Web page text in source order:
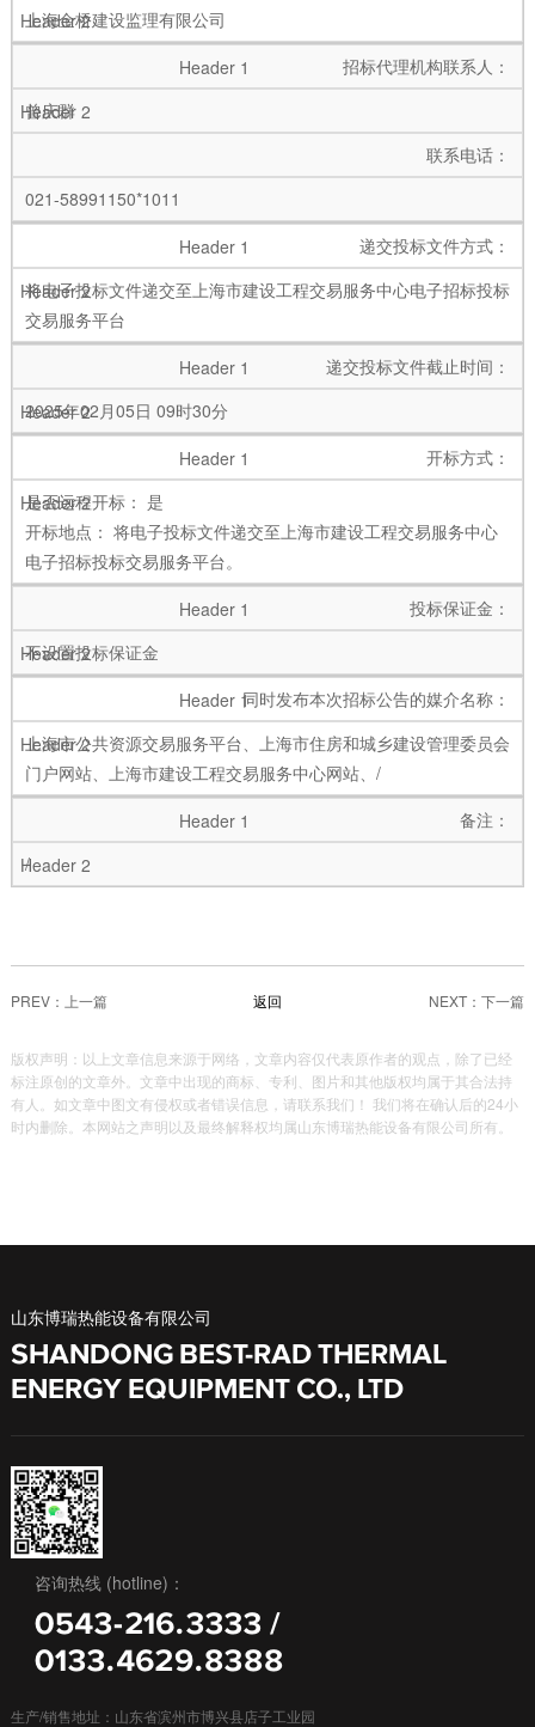
上海金桥建设监理有限公司
招标代理机构联系人：
曾庆群
联系电话：
021-58991150*1011
递交投标文件方式：
将电子投标文件递交至上海市建设工程交易服务中心电子招标投标
交易服务平台
递交投标文件截止时间：
2025年02月05日 09时30分
开标方式：
是否远程开标： 是
开标地点： 将电子投标文件递交至上海市建设工程交易服务中心
电子招标投标交易服务平台。
投标保证金：
不设置投标保证金
同时发布本次招标公告的媒介名称：
上海市公共资源交易服务平台、上海市住房和城乡建设管理委员会
门户网站、上海市建设工程交易服务中心网站、/
备注：
/
PREV： NEXT：
返回
版权声明：以上文章信息来源于网络，文章内容仅代表原作者的观点，除了已经
标注原创的文章外。文章中出现的商标、专利、图片和其他版权均属于其合法持
有人。如文章中图文有侵权或者错误信息，请联系我们！ 我们将在确认后的24小
时内删除。本网站之声明以及最终解释权均属山东博瑞热能设备有限公司所有。
山东博瑞热能设备有限公司
SHANDONG BEST-RAD THERMAL
ENERGY EQUIPMENT CO., LTD
咨询热线 (hotline)：
0543-216.3333 /
0133.4629.8388
生产/销售地址：山东省滨州市博兴县店子工业园